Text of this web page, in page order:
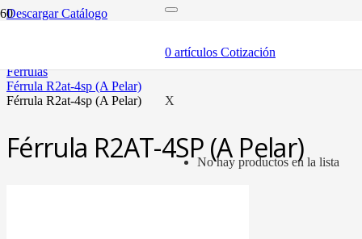
0 artículos Cotización
X
No hay productos en la lista
Descargar Catálogo
mangueras hidráulicas y fittings
férrulas
férrula r2at-4sp (a pelar)
férrula r2at-4sp (a pelar)
Férrula R2AT-4SP (A Pelar)